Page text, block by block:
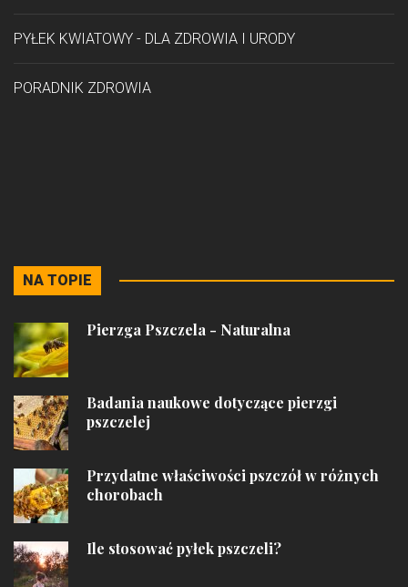
PYŁEK KWIATOWY - DLA ZDROWIA I URODY
PORADNIK ZDROWIA
NA TOPIE
Pierzga Pszczela - Naturalna
Badania naukowe dotyczące pierzgi
pszczelej
Przydatne właściwości pszczół w różnych
chorobach
Ile stosować pyłek pszczeli?